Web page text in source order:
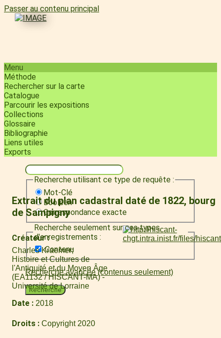
Passer au contenu principal
Menu
Méthode
Rechercher sur la carte
Catalogue
Parcourir les expositions
Collections
Glossaire
Bibliographie
Liens utiles
Exports
Recherche utilisant ce type de requête :
Mot-Clé
Booléen
Correspondance exacte
Recherche seulement sur ces types
d'enregistrements :
Contenu
Recherche avancée (contenus seulement)
Recherche
Extrait du plan cadastral daté de 1822, bourg
de Sampigny
Créateur
Charles Kraemer
Histoire et Cultures de
l'Antiquité et du Moyen Âge
(EA1132 / HISCANT-MA) -
Université de Lorraine
Date 2018
Droits Copyright 2020